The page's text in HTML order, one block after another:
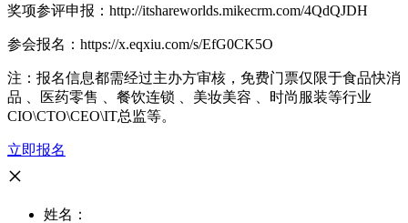
奖项参评申报：http://itshareworlds.mikecrm.com/4QdQJDH
参会报名：https://x.eqxiu.com/s/EfG0CK5O
注：报名信息都需经过主办方审核，免费门票仅限于食品快消
品 、医药零售 、餐饮连锁 、美妆美容 、时尚服装等行业
CIO\CTO\CEO\IT总监等。
立即报名
×
姓名：